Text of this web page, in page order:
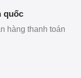
quốc
hàng thanh toán